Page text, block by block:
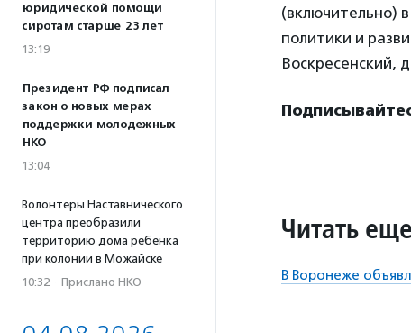
юридической помощи
сиротам старше 23 лет
13:19
Президент РФ подписал
закон о новых мерах
поддержки молодежных
НКО
13:04
Волонтеры Наставнического
центра преобразили
территорию дома ребенка
при колонии в Можайске
10:32 · Прислано НКО
(включительно)
политики и
Воскресенский,
Читать еще
В Воронеже